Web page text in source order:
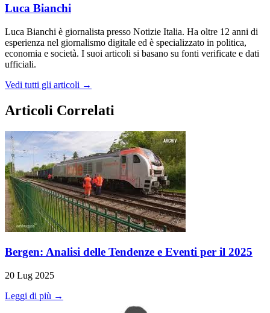
Luca Bianchi
Luca Bianchi è giornalista presso Notizie Italia. Ha oltre 12 anni di
esperienza nel giornalismo digitale ed è specializzato in politica,
economia e società. I suoi articoli si basano su fonti verificate e dati
ufficiali.
Vedi tutti gli articoli →
Articoli Correlati
Bergen: Analisi delle Tendenze e Eventi per il 2025
20 Lug 2025
Leggi di più →